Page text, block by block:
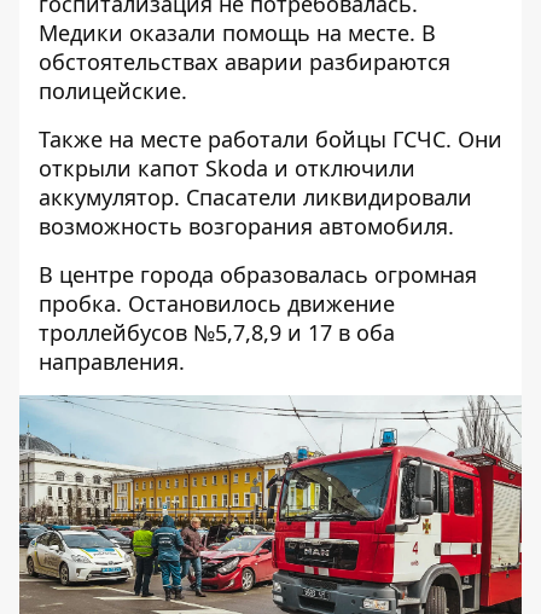
Медики оказали помощь на месте. В
обстоятельствах аварии разбираются
полицейские.
Также на месте работали бойцы ГСЧС. Они
открыли капот Skoda и отключили
аккумулятор. Спасатели ликвидировали
возможность возгорания автомобиля.
В центре города образовалась огромная
пробка. Остановилось движение
троллейбусов №5,7,8,9 и 17 в оба
направления.